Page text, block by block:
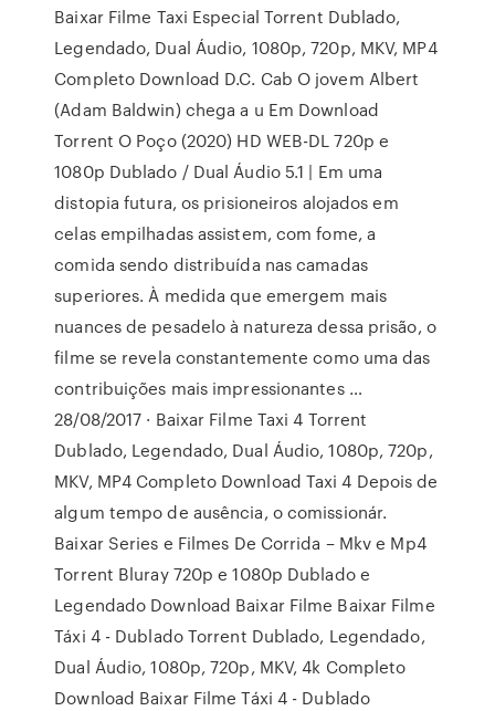
Baixar Filme Taxi Especial Torrent Dublado,
Legendado, Dual Áudio, 1080p, 720p, MKV, MP4
Completo Download D.C. Cab O jovem Albert
(Adam Baldwin) chega a u Em Download
Torrent O Poço (2020) HD WEB-DL 720p e
1080p Dublado / Dual Áudio 5.1 | Em uma
distopia futura, os prisioneiros alojados em
celas empilhadas assistem, com fome, a
comida sendo distribuída nas camadas
superiores. À medida que emergem mais
nuances de pesadelo à natureza dessa prisão, o
filme se revela constantemente como uma das
contribuições mais impressionantes …
28/08/2017 · Baixar Filme Taxi 4 Torrent
Dublado, Legendado, Dual Áudio, 1080p, 720p,
MKV, MP4 Completo Download Taxi 4 Depois de
algum tempo de ausência, o comissionár.
Baixar Series e Filmes De Corrida – Mkv e Mp4
Torrent Bluray 720p e 1080p Dublado e
Legendado Download Baixar Filme Baixar Filme
Táxi 4 - Dublado Torrent Dublado, Legendado,
Dual Áudio, 1080p, 720p, MKV, 4k Completo
Download Baixar Filme Táxi 4 - Dublado